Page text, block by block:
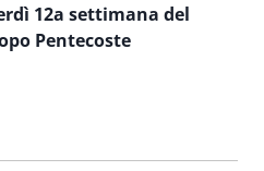
12a settimana del
Pentecoste